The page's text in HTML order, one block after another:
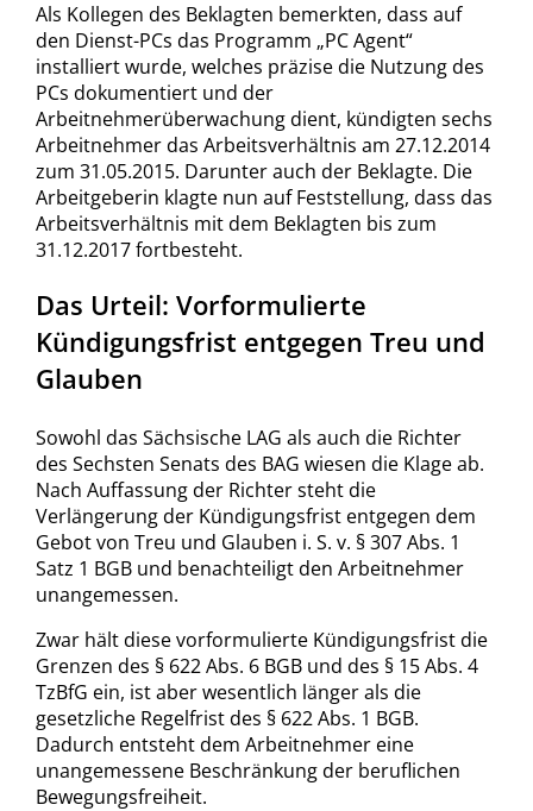
Als Kollegen des Beklagten bemerkten, dass auf
den Dienst-PCs das Programm „PC Agent“
installiert wurde, welches präzise die Nutzung des
PCs dokumentiert und der
Arbeitnehmerüberwachung dient, kündigten sechs
Arbeitnehmer das Arbeitsverhältnis am 27.12.2014
zum 31.05.2015. Darunter auch der Beklagte. Die
Arbeitgeberin klagte nun auf Feststellung, dass das
Arbeitsverhältnis mit dem Beklagten bis zum
31.12.2017 fortbesteht.
Das Urteil: Vorformulierte
Kündigungsfrist entgegen Treu und
Glauben
Sowohl das Sächsische LAG als auch die Richter
des Sechsten Senats des BAG wiesen die Klage ab.
Nach Auffassung der Richter steht die
Verlängerung der Kündigungsfrist entgegen dem
Gebot von Treu und Glauben i. S. v. § 307 Abs. 1
Satz 1 BGB und benachteiligt den Arbeitnehmer
unangemessen.
Zwar hält diese vorformulierte Kündigungsfrist die
Grenzen des § 622 Abs. 6 BGB und des § 15 Abs. 4
TzBfG ein, ist aber wesentlich länger als die
gesetzliche Regelfrist des § 622 Abs. 1 BGB.
Dadurch entsteht dem Arbeitnehmer eine
unangemessene Beschränkung der beruflichen
Bewegungsfreiheit.